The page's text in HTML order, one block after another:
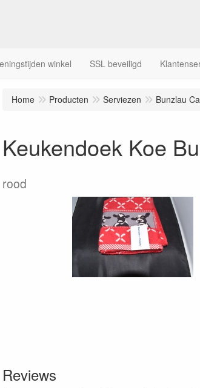
winkel SSL beveiligd
Home Producten Serviezen Bunzlau
Keukendoek Koe
rood
Reviews